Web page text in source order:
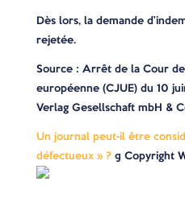
Dès lors, la demande
rejetée.
Source : Arrêt de la Cour
européenne (CJUE) du 10
Verlag Gesellschaft mbH &
Un journal peut-il être
défectueux » ?© Copyright